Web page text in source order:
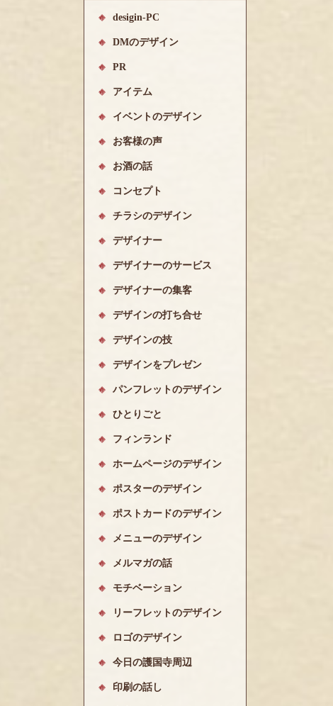
desigin-PC
DMのデザイン
PR
アイテム
イベントのデザイン
お客様の声
お酒の話
コンセプト
チラシのデザイン
デザイナー
デザイナーのサービス
デザイナーの集客
デザインの打ち合せ
デザインの技
デザインをプレゼン
パンフレットのデザイン
ひとりごと
フィンランド
ホームページのデザイン
ポスターのデザイン
ポストカードのデザイン
メニューのデザイン
メルマガの話
モチベーション
リーフレットのデザイン
ロゴのデザイン
今日の護国寺周辺
印刷の話し